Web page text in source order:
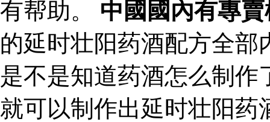
有帮助。 中國國內有專
的延时壮阳药酒配方全
是不是知道药酒怎么制
就可以制作出延时壮阳药